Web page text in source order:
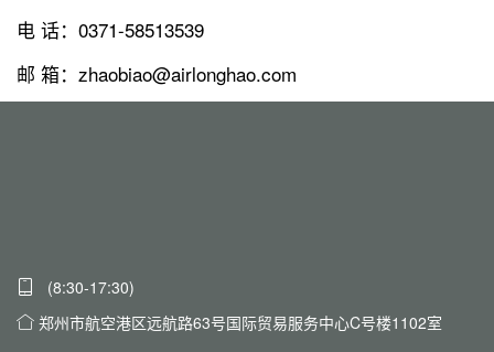
电 话：0371-58513539
邮 箱：zhaobiao@airlonghao.com
(8:30-17:30)
郑州市航空港区远航路63号国际贸易服务中心C号楼1102室